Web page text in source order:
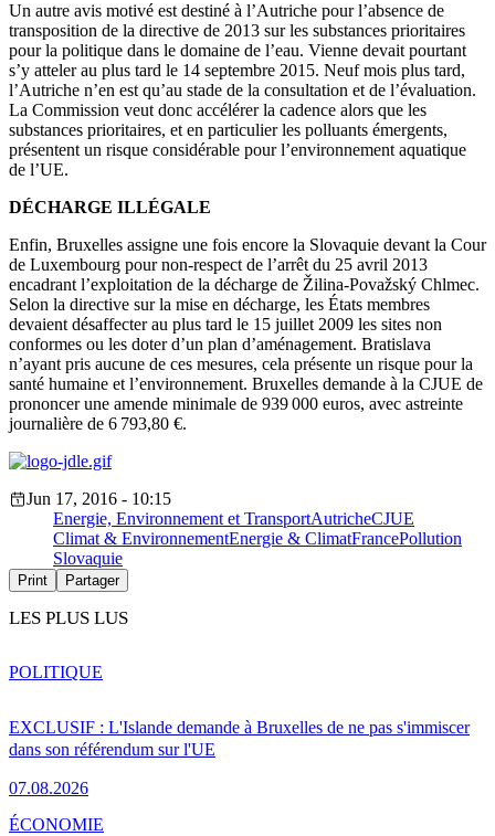
Un autre avis motivé est destiné à l’Autriche pour l’absence de
transposition de la directive de 2013 sur les substances prioritaires
pour la politique dans le domaine de l’eau. Vienne devait pourtant
s’y atteler au plus tard le 14 septembre 2015. Neuf mois plus tard,
l’Autriche n’en est qu’au stade de la consultation et de l’évaluation.
La Commission veut donc accélérer la cadence alors que les
substances prioritaires, et en particulier les polluants émergents,
présentent un risque considérable pour l’environnement aquatique
de l’UE.
DÉCHARGE ILLÉGALE
Enfin, Bruxelles assigne une fois encore la Slovaquie devant la Cour
de Luxembourg pour non-respect de l’arrêt du 25 avril 2013
encadrant l’exploitation de la décharge de Žilina-Považský Chlmec.
Selon la directive sur la mise en décharge, les États membres
devaient désaffecter au plus tard le 15 juillet 2009 les sites non
conformes ou les doter d’un plan d’aménagement. Bratislava
n’ayant pris aucune de ces mesures, cela présente un risque pour la
santé humaine et l’environnement. Bruxelles demande à la CJUE de
prononcer une amende minimale de 939 000 euros, avec astreinte
journalière de 6 793,80 €.
Jun 17, 2016 - 10:15
Energie, Environnement et TransportAutricheCJUE
Climat & EnvironnementEnergie & ClimatFrancePollution
Slovaquie
Print Partager
LES PLUS LUS
EXCLUSIF : L'Islande demande à Bruxelles de ne pas s'immiscer
dans son référendum sur l'UE
07.08.2026
POLITIQUE
ÉCONOMIE